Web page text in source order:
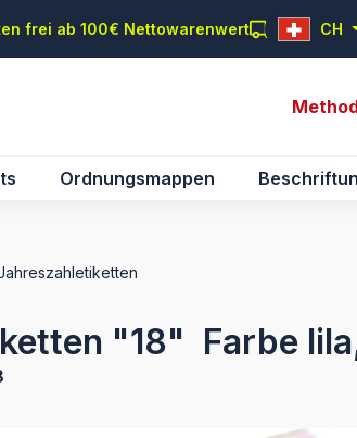
frei ab 100€ Nettowarenwert CH
Ordnungsmappen
"18" Farbe